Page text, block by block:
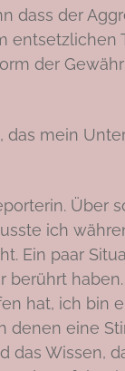
dass der
entsetzlichen
der
das mein
Über
ich
Ein paar
berührt
hat, ich bin
denen eine
das Wissen,